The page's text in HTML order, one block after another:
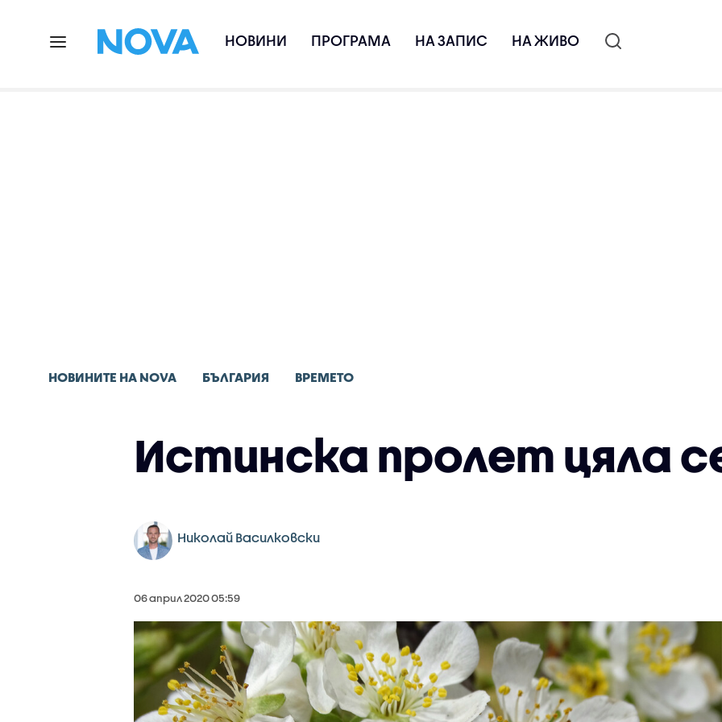
НОВИНИ ПРОГРАМА НА ЗАПИС НА ЖИВО
НОВИНИТЕ НА NOVA БЪЛГАРИЯ ВРЕМЕТО
Истинска пролет цяла
Николай Василковски
06 април 2020 05:59